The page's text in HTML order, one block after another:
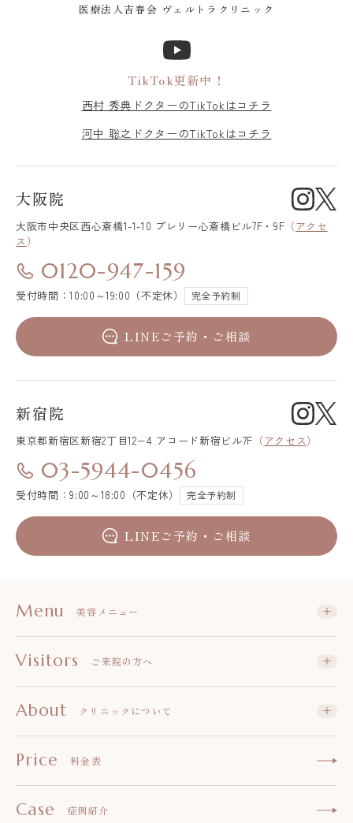
医療法人吉春会 ヴェルトラクリニック
TikTok更新中！
西村 秀典ドクターのTikTokはコチラ
河中 聡之ドクターのTikTokはコチラ
大阪院
大阪市中央区西心斎橋1-1-10 プレリー心斎橋ビル7F・9F （アクセ
ス ）
0120-947-159
受付時間：10:00～19:00（不定休） 完全予約制
LINEご予約・ご相談
新宿院
東京都新宿区新宿2丁目12−4 アコード新宿ビル7F （アクセス）
03-5944-0456
受付時間：9:00～18:00（不定休） 完全予約制
LINEご予約・ご相談
Menu 美容メニュー
Visitors ご来院の方へ
About クリニックについて
Price 料金表
Case 症例紹介